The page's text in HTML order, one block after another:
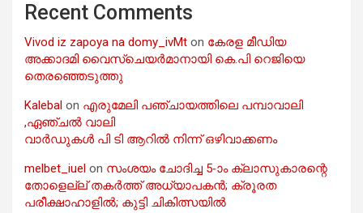
Recent Comments
Vivod iz zapoya na domy_ivMt on കേരള മീഡിയ
അക്കാദമി വൈസ്ചെയർമാനായി കെ.പി റെജിയെ
തെരഞ്ഞെടുത്തു
Kalebal on എരുമേലി പഞ്ചായത്തിലെ പമ്പാവാലി
,ഏഞ്ചൽ വാലി
വാർഡുകൾ പി ടി ആറിൽ നിന്ന് ഒഴിവാക്കണം
melbet_iuel on സംശയം ചോദിച്ച 5-ാം ക്ലാസുകാരന്റെ
തോളെല്ല് തകർത്ത് അധ്യാപകൻ; ക്രൂരത
പരീക്ഷാഹാളിൽ; കുട്ടി ചികിത്സയിൽ